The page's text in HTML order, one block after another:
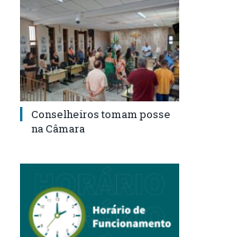
Conselheiros tomam posse
na Câmara